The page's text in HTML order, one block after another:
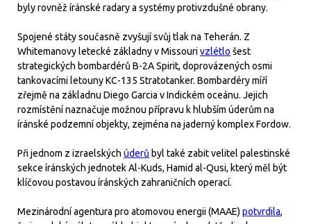
byly rovněž íránské radary a systémy protivzdušné obrany.
Spojené státy současně zvyšují svůj tlak na Teherán. Z
Whitemanovy letecké základny v Missourivzlétlo šest
strategických bombardérů B-2A Spirit, doprovázených osmi
tankovacími letouny KC-135 Stratotanker. Bombardéry míří
zřejmě na základnu Diego Garcia v Indickém oceánu. Jejich
rozmístění naznačuje možnou přípravu k hlubším úderům na
íránské podzemní objekty, zejména na jaderný komplex Fordow.
Při jednom z izraelských úderů byl také zabit velitel palestinské
sekce íránských jednotek Al-Kuds, Hamid al-Qusi, který měl být
klíčovou postavou íránských zahraničních operací.
Mezinárodní agentura pro atomovou energii (MAAE) potvrdila,